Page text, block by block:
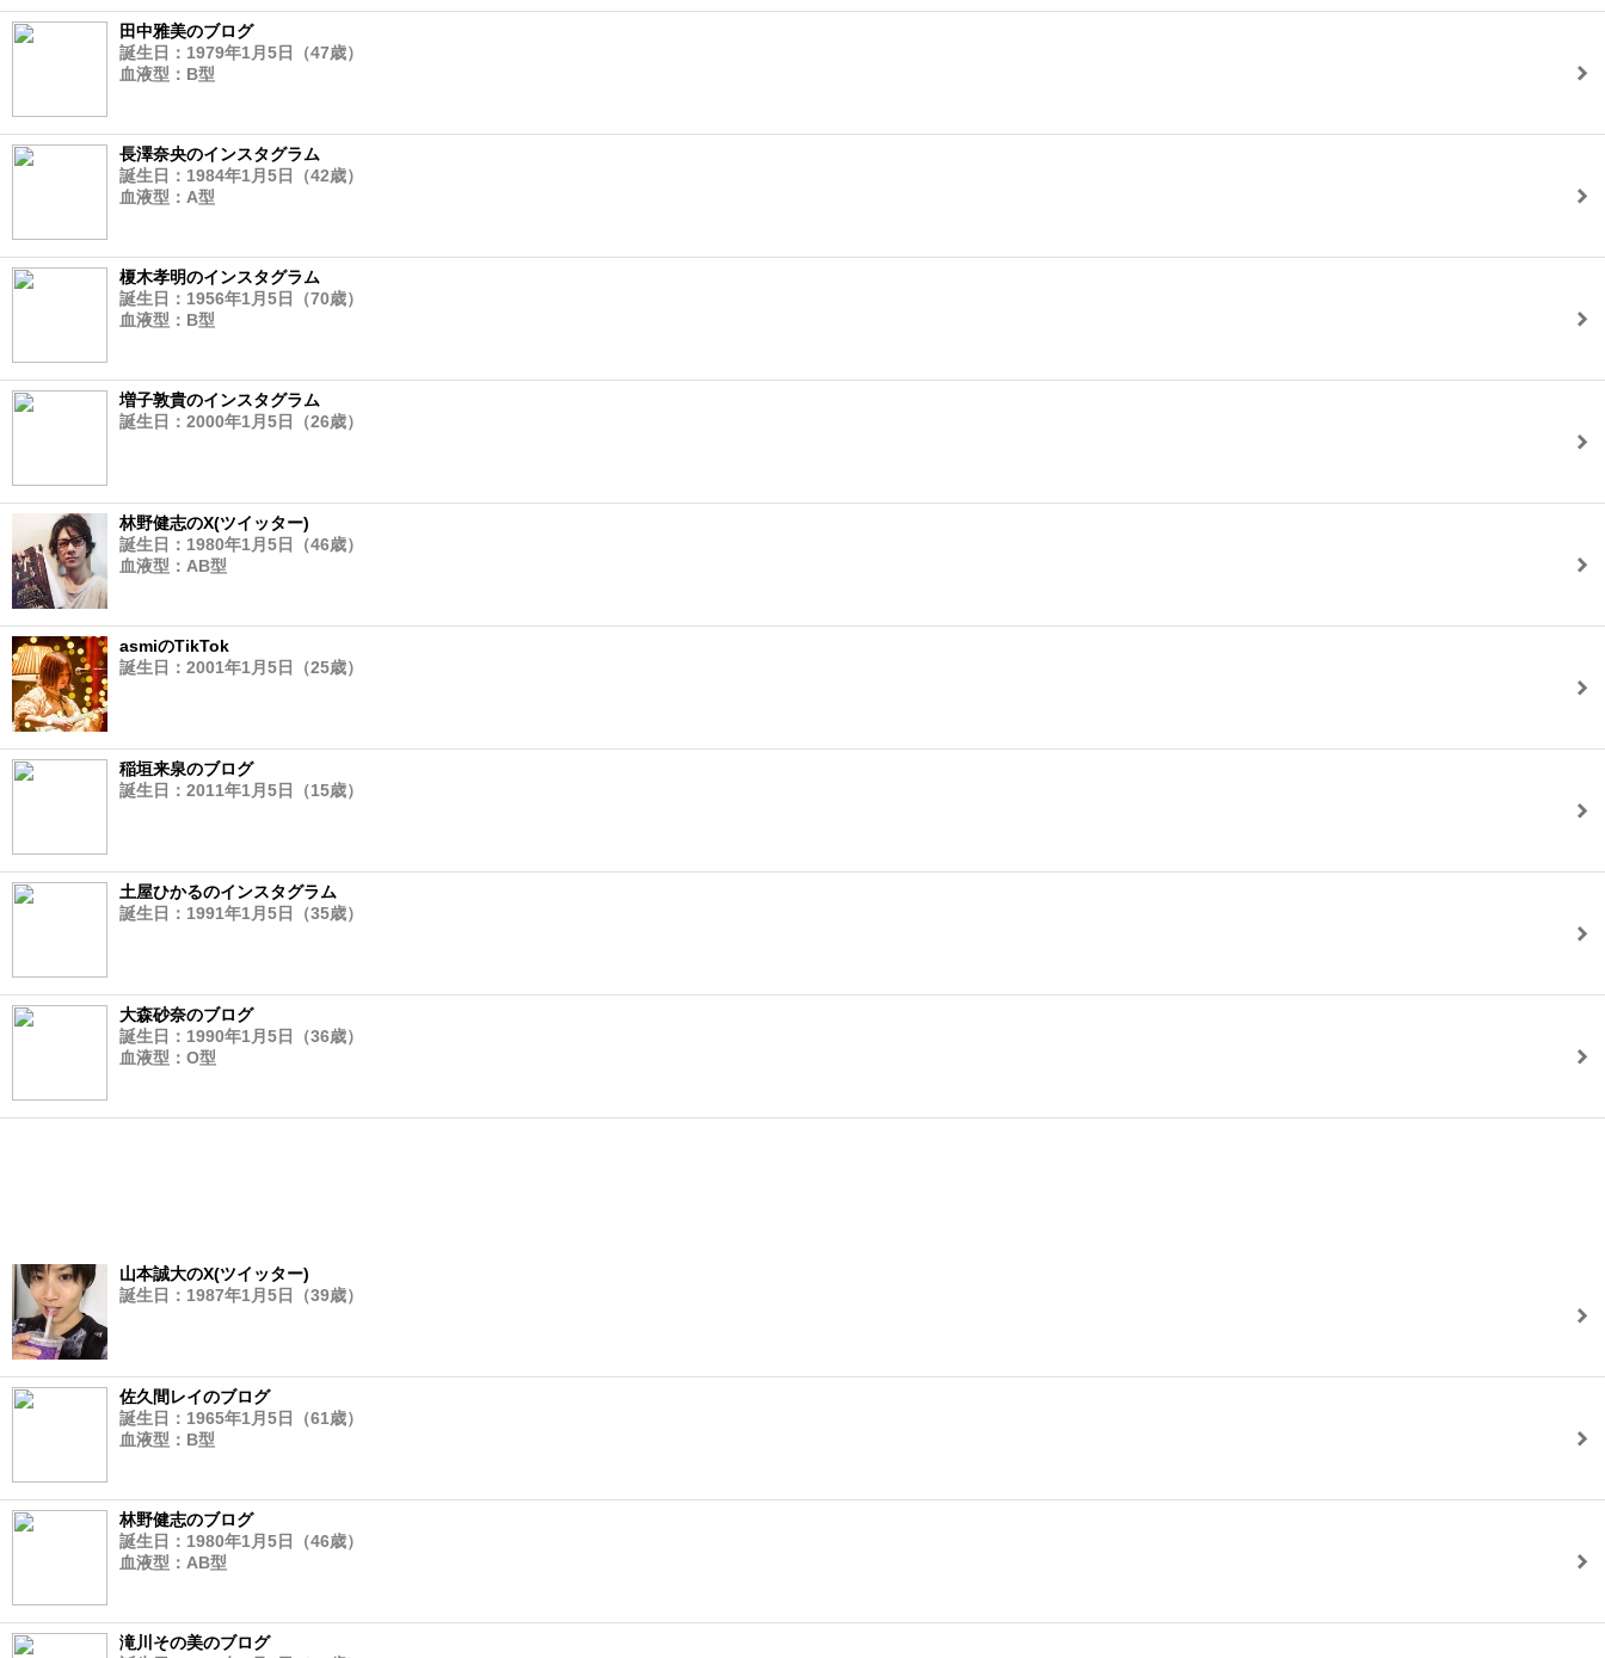
田中雅美のブログ
誕生日：1979年1月5日（47歳）
血液型：B型
長澤奈央のインスタグラム
誕生日：1984年1月5日（42歳）
血液型：A型
榎木孝明のインスタグラム
誕生日：1956年1月5日（70歳）
血液型：B型
増子敦貴のインスタグラム
誕生日：2000年1月5日（26歳）
林野健志のX(ツイッター)
誕生日：1980年1月5日（46歳）
血液型：AB型
asmiのTikTok
誕生日：2001年1月5日（25歳）
稲垣来泉のブログ
誕生日：2011年1月5日（15歳）
土屋ひかるのインスタグラム
誕生日：1991年1月5日（35歳）
大森砂奈のブログ
誕生日：1990年1月5日（36歳）
血液型：O型
山本誠大のX(ツイッター)
誕生日：1987年1月5日（39歳）
佐久間レイのブログ
誕生日：1965年1月5日（61歳）
血液型：B型
林野健志のブログ
誕生日：1980年1月5日（46歳）
血液型：AB型
滝川その美のブログ